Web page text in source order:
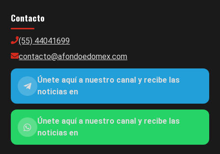
Contacto
(55) 44041699
contacto@afondoedomex.com
Únete aquí a nuestro canal y recibe las
noticias en
Únete aquí a nuestro canal y recibe las
noticias en